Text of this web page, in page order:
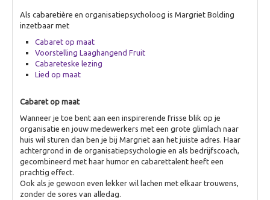
Over Leren & inspireren
Workshops
Presentatie & Gesprek
TALK
Dagvoorzitters
Als cabaretière en organisatiepsycholoog is Margriet Bolding
inzetbaar met
Cabaret op maat
Voorstelling Laaghangend Fruit
Cabareteske lezing
Lied op maat
Cabaret op maat
Wanneer je toe bent aan een inspirerende frisse blik op je
organisatie en jouw medewerkers met een grote glimlach naar
huis wil sturen dan ben je bij Margriet aan het juiste adres. Haar
achtergrond in de organisatiepsychologie en als bedrijfscoach,
gecombineerd met haar humor en cabarettalent heeft een
prachtig effect.
Ook als je gewoon even lekker wil lachen met elkaar trouwens,
zonder de sores van alledag.